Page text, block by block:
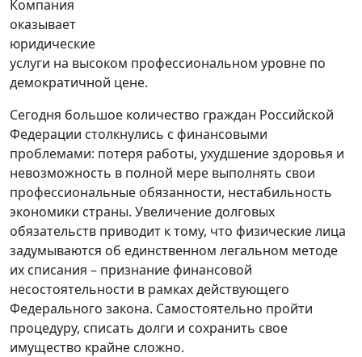
Компания
оказывает
юридические
услуги на высоком профессиональном уровне по
демократичной цене.
Сегодня большое количество граждан Российской
Федерации столкнулись с финансовыми
проблемами: потеря работы, ухудшение здоровья и
невозможность в полной мере выполнять свои
профессиональные обязанности, нестабильность
экономики страны. Увеличение долговых
обязательств приводит к тому, что физические лица
задумываются об единственном легальном методе
их списания – признание финансовой
несостоятельности в рамках действующего
Федерального закона. Самостоятельно пройти
процедуру, списать долги и сохранить свое
имущество крайне сложно.